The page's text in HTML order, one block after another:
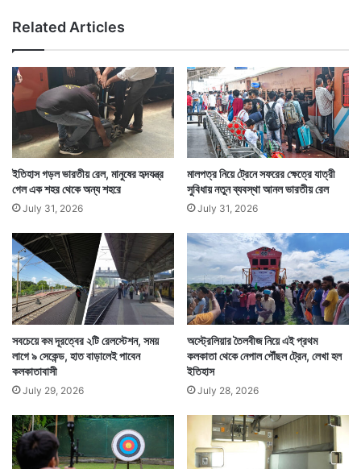
চা
পা
উ
ত্তে
জ
Related Articles
ইতিহাস গড়ল ভারতীয় রেল, মানুষের হৃদযন্ত্র
গেল এক শহর থেকে অন্য শহরে
July 31, 2026
মালপত্র নিয়ে ট্রেনে সফরের ক্ষেত্রে যাত্রী
সুবিধায় নতুন ব্যবস্থা আনল ভারতীয় রেল
July 31, 2026
সবচেয়ে কম দূরত্বের ২টি রেলস্টেশন, সময়
লাগে ৯ সেকেন্ড, হাত বাড়ালেই পাবেন
কলকাতাবাসী
July 29, 2026
অস্ট্রেলিয়ার তৈলবীজ নিয়ে এই প্রথম
কলকাতা থেকে নেপাল পৌঁছল ট্রেন, লেখা হল
ইতিহাস
July 28, 2026